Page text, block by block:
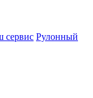
сервис Рулонный